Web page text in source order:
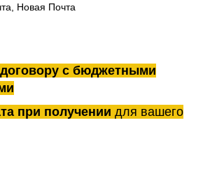
Новая Почта
с бюджетными
при получении для вашего